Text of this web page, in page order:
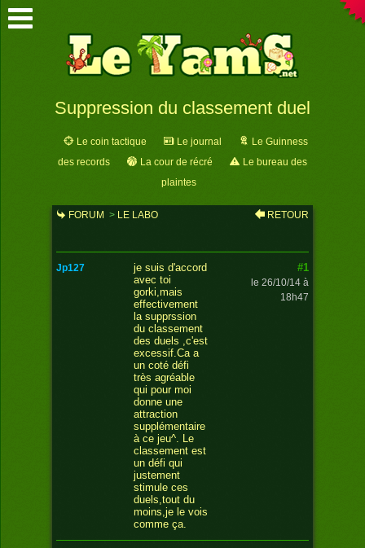
Suppression du classement duel
Le coin tactique Le journal
Le Guinness
des records
La cour de récré
Le bureau des
plaintes
FORUM > LE LABO
RETOUR
jp127
je suis d'accord
avec toi
gorki,mais
effectivement
la supprssion
du classement
des duels ,c'est
excessif.Ca a
un coté défi
très agréable
qui pour moi
donne une
attraction
supplémentaire
à ce jeu^. Le
classement est
un défi qui
justement
stimule ces
duels,tout du
moins,je le vois
comme ça.
#1
le 26/10/14 à
18h47